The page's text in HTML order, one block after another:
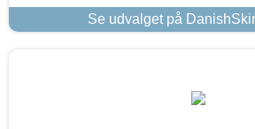
Se udvalget på